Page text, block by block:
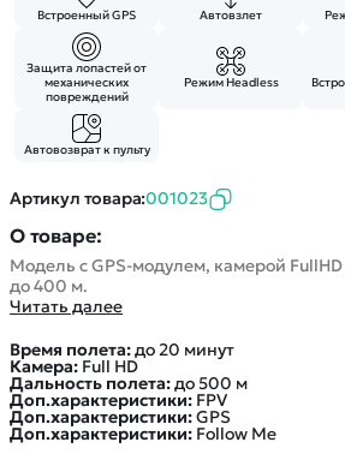
Встроенный GPS Автовзлет
Защита лопастей от
механических
повреждений
Режим Headless
Автовозврат к пульту
Артикул товара:001023
О товаре:
Модель с GPS-модулем, камерой
до 400 м.
Читать далее
Время полета:до 20 минут
Камера: Full HD
Дальность полета:до 500 м
Доп.характеристики: FPV
Доп.характеристики:GPS
Доп.характеристики: Follow Me
Вертолеты
Катера
Роботы
Самолеты
Сборные модели
Спецтехника
Железные дороги
Конструкторы
Запчасти для моделей
Блог
Статьи про беспилотники
Обзор квадрокоптеров
Аренда Квадрокоптеров
Покупка в кредит
Контакты
Оплата и доставка
Помощь
Отследить заказ
Оплата на сайте